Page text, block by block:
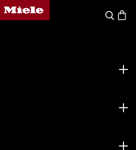
Miele-Homepage
Suche